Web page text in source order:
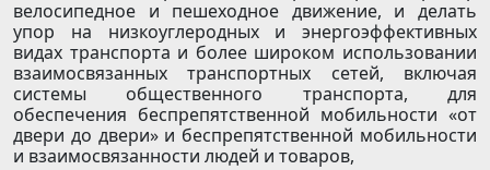
велосипедное и пешеходное движение, и делать
упор на низкоуглеродных и энергоэффективных
видах транспорта и более широком использовании
взаимосвязанных транспортных сетей, включая
системы общественного транспорта, для
обеспечения беспрепятственной мобильности «от
двери до двери» и беспрепятственной мобильности
и взаимосвязанности людей и товаров,